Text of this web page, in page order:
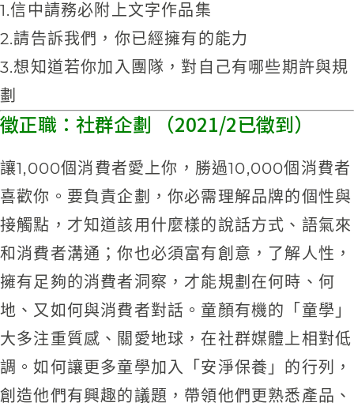
1.信中請務必附上文字作品集
2.請告訴我們，你已經擁有的能力
3.想知道若你加入團隊，對自己有哪些期許與規
劃
徵正職：社群企劃 （2021/2已徵到）
讓1,000個消費者愛上你，勝過10,000個消費者
喜歡你。要負責企劃，你必需理解品牌的個性與
接觸點，才知道該用什麼樣的說話方式、語氣來
和消費者溝通；你也必須富有創意，了解人性，
擁有足夠的消費者洞察，才能規劃在何時、何
地、又如何與消費者對話。童顏有機的「童學」
大多注重質感、關愛地球，在社群媒體上相對低
調。如何讓更多童學加入「安淨保養」的行列，
創造他們有興趣的議題，帶領他們更熟悉產品、